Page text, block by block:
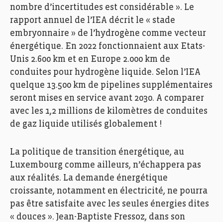
nombre d’incertitudes est considérable ». Le
rapport annuel de l’IEA décrit le « stade
embryonnaire » de l’hydrogène comme vecteur
énergétique. En 2022 fonctionnaient aux Etats-
Unis 2.600 km et en Europe 2.000 km de
conduites pour hydrogène liquide. Selon l’IEA
quelque 13.500 km de pipelines supplémentaires
seront mises en service avant 2030. A comparer
avec les 1,2 millions de kilomètres de conduites
de gaz liquide utilisés globalement !
La politique de transition énergétique, au
Luxembourg comme ailleurs, n’échappera pas
aux réalités. La demande énergétique
croissante, notamment en électricité, ne pourra
pas être satisfaite avec les seules énergies dites
« douces ». Jean-Baptiste Fressoz, dans son